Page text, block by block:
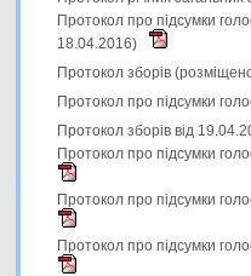
Протокол про підсумки
18.04.2016)
Протокол зборів
Протокол про підсумки
Протокол зборів від
Протокол про підсумки
Протокол про підсумки
Протокол про підсумки